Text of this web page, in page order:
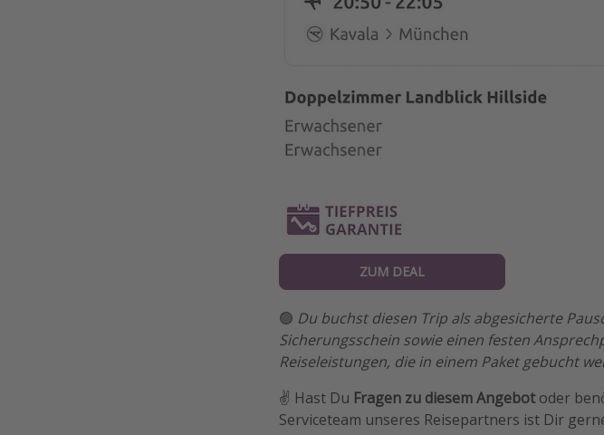
ZUM DEAL
🟢 Du buchst diesen Trip als abgesicherte
Sicherungsschein sowie einen festen
Reiseleistungen, die in einem Paket gebucht
✌️ Hast Du Fragen zu diesem Angebotoder
Serviceteam unseres Reisepartners ist Dir